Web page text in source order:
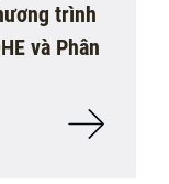
trình
và Phân